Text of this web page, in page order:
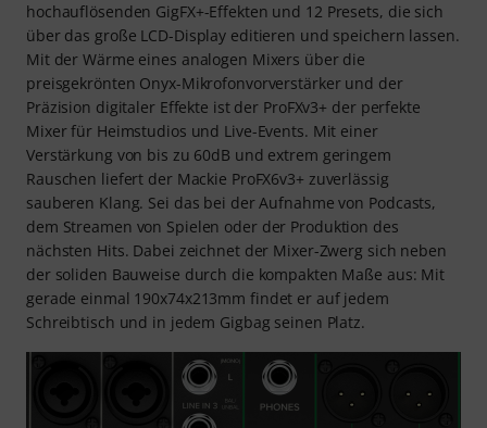
hochauflösenden GigFX+-Effekten und 12 Presets, die sich
über das große LCD-Display editieren und speichern lassen.
Mit der Wärme eines analogen Mixers über die
preisgekrönten Onyx-Mikrofonvorverstärker und der
Präzision digitaler Effekte ist der ProFXv3+ der perfekte
Mixer für Heimstudios und Live-Events. Mit einer
Verstärkung von bis zu 60dB und extrem geringem
Rauschen liefert der Mackie ProFX6v3+ zuverlässig
sauberen Klang. Sei das bei der Aufnahme von Podcasts,
dem Streamen von Spielen oder der Produktion des
nächsten Hits. Dabei zeichnet der Mixer-Zwerg sich neben
der soliden Bauweise durch die kompakten Maße aus: Mit
gerade einmal 190x74x213mm findet er auf jedem
Schreibtisch und in jedem Gigbag seinen Platz.